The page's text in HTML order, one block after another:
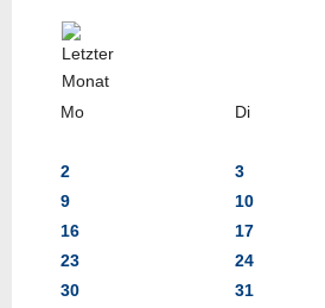
Mo Di
2 3
9
10
16
17
23
24
30
31